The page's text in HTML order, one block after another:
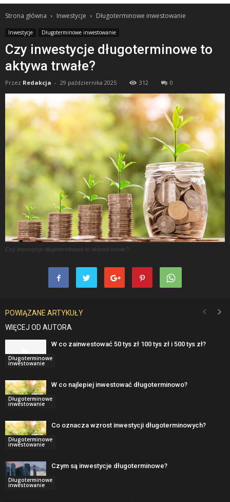
Strona główna Inwestycje Długoterminowe inwestowanie
Inwestycje Długoterminowe inwestowanie
Czy inwestycje długoterminowe to
aktywa trwałe?
Przez Redakcja - 29 października 2025 312 0
Czy inwestycje długoterminowe to aktywa trwałe?
POWIĄZANE ARTYKUŁY
WIĘCEJ OD AUTORA
Długoterminowe
inwestowanie
W co zainwestować 50 tys zł 100 tys zł i 500 tys zł?
Długoterminowe
inwestowanie
W co najlepiej inwestować długoterminowo?
Długoterminowe
inwestowanie
Co oznacza wzrost inwestycji długoterminowych?
Długoterminowe
inwestowanie
Czym są inwestycje długoterminowe?